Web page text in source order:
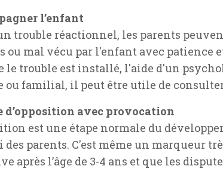
l’enfant
trouble réactionnel, les parents
ou mal vécu par l'enfant avec patience
le trouble est installé, l'aide d'un
ou familial, il peut être utile de
d’opposition avec provocation
est une étape normale du
des parents. C'est même un marqueur
après l’âge de 3-4 ans et que les